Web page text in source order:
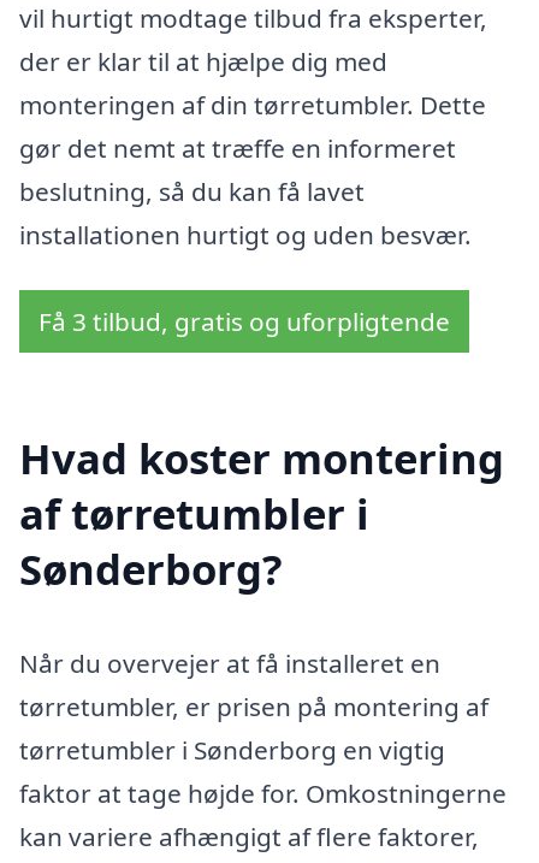
vil hurtigt modtage tilbud fra eksperter,
der er klar til at hjælpe dig med
monteringen af din tørretumbler. Dette
gør det nemt at træffe en informeret
beslutning, så du kan få lavet
installationen hurtigt og uden besvær.
Få 3 tilbud, gratis og uforpligtende
Hvad koster montering
af tørretumbler i
Sønderborg?
Når du overvejer at få installeret en
tørretumbler, er prisen på montering af
tørretumbler i Sønderborg en vigtig
faktor at tage højde for. Omkostningerne
kan variere afhængigt af flere faktorer,